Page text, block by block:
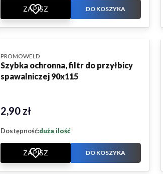
ZAPISZ DO KOSZYKA
Szybka ochronna, filtr do przyłbicy
spawalniczej 90x115
PRODUCENT
PROMOWELD
Cena
2,90 zł
Dostępność:duża ilość
ZAPISZ DO KOSZYKA